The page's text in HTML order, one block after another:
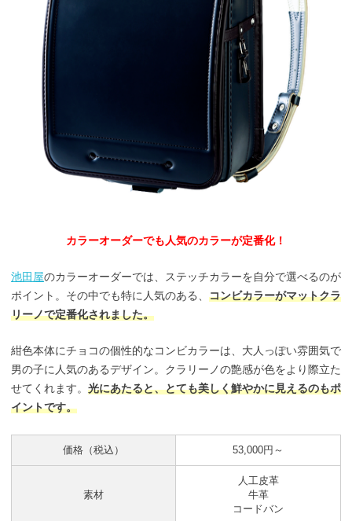
カラーオーダーでも人気のカラーが定番化！
池田屋のカラーオーダーでは、ステッチカラーを自分で選べるのが
ポイント。その中でも特に人気のある、 コンビカラーがマットクラ
リーノで定番化されました。
紺色本体にチョコの個性的なコンビカラーは、大人っぽい雰囲気で
男の子に人気のあるデザイン。クラリーノの艶感が色をより際立た
せてくれます。 光にあたると、とても美しく鮮やかに見えるのもポ
イントです。
価格（税込） 53,000円～
素材
人工皮革
牛革
コードバン